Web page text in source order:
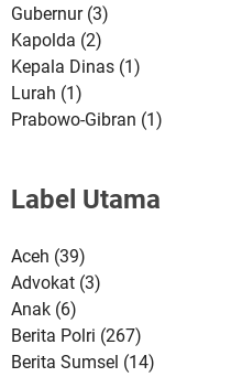
Gubernur (3)
Kapolda (2)
Kepala Dinas (1)
Lurah (1)
Prabowo-Gibran (1)
Label Utama
Aceh (39)
Advokat (3)
Anak (6)
Berita Polri (267)
Berita Sumsel (14)